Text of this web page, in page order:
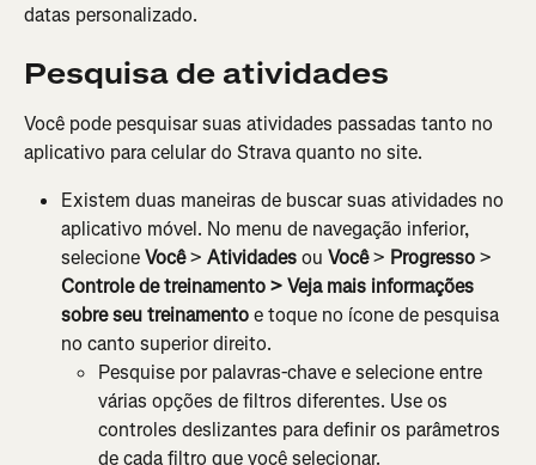
datas personalizado.
Pesquisa de atividades
Você pode pesquisar suas atividades passadas tanto no
aplicativo para celular do Strava quanto no site.
Existem duas maneiras de buscar suas atividades no
aplicativo móvel. No menu de navegação inferior,
selecione Você > Atividades ou Você > Progresso >
Controle de treinamento > Veja mais informações
sobre seu treinamento e toque no ícone de pesquisa
no canto superior direito.
Pesquise por palavras-chave e selecione entre
várias opções de filtros diferentes. Use os
controles deslizantes para definir os parâmetros
de cada filtro que você selecionar.